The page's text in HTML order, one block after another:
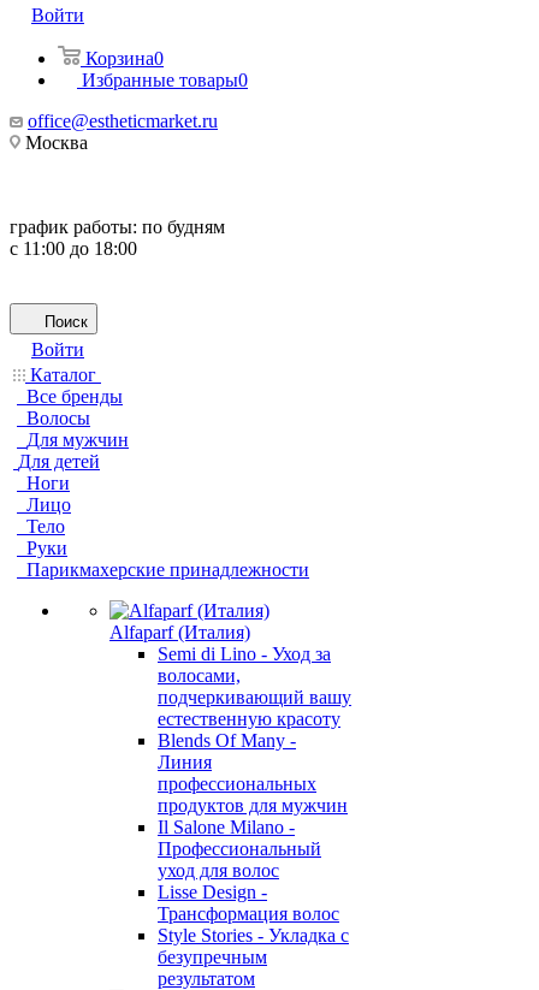
Войти
Корзина0
Избранные товары0
office@estheticmarket.ru
Москва
график работы: по будням
с 11:00 до 18:00
Поиск
Войти
Каталог
Все бренды
Волосы
Для мужчин
Для детей
Ноги
Лицо
Тело
Руки
Парикмахерские принадлежности
Alfaparf (Италия)
Semi di Lino - Уход за
волосами,
подчеркивающий вашу
естественную красоту
Blends Of Many -
Линия
профессиональных
продуктов для мужчин
Il Salone Milano -
Профессиональный
уход для волос
Lisse Design -
Трансформация волос
Style Stories - Укладка с
безупречным
результатом